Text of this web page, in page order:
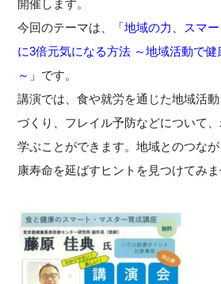
開催します。
今回のテーマは、 「地域の力、スマ
に3倍元気になる方法 ～地域活動で健
～」 です。
講演では、食や就労を通じた地域活
づくり、フレイル予防などについて
学ぶことができます。地域とのつな
康寿命を延ばすヒントを見つけてみま